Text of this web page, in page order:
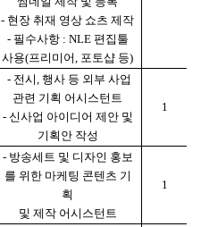
- 현장 취재 영상 쇼츠 제작
- 필수사항 : NLE 편집툴
사용(프리미어, 포토샵 등)
- 전시, 행사 등 외부 사업
관련 기획 어시스턴트
- 신사업 아이디어 제안 및
기획안 작성
1
- 방송세트 및 디자인 홍보
를 위한 마케팅 콘텐츠 기
획
및 제작 어시스턴트
1